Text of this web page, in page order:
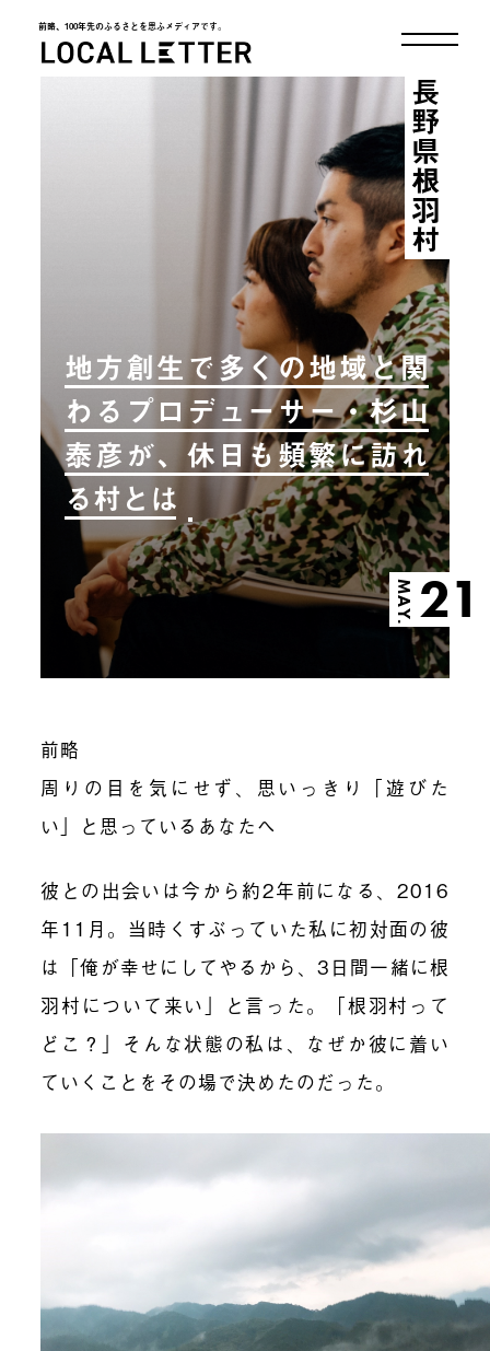
前略、100年先のふるさとを思ふメディアです。
LOCAL LETTER
地方創生で多くの地域と関
わるプロデューサー・杉山
泰彦が、休日も頻繁に訪れ
る村とは
MAY. 21
長野県根羽村
前略
周りの目を気にせず、思いっきり「遊びた
い」と思っているあなたへ
彼との出会いは今から約2年前になる、2016
年11月。当時くすぶっていた私に初対面の彼
は「俺が幸せにしてやるから、3日間一緒に根
羽村について来い」と言った。「根羽村って
どこ？」そんな状態の私は、なぜか彼に着い
ていくことをその場で決めたのだった。